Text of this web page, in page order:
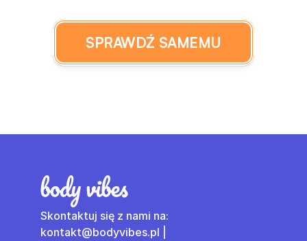
SPRAWDŹ SAMEMU
Skontaktuj się z nami na:
kontakt@bodyvibes.pl |